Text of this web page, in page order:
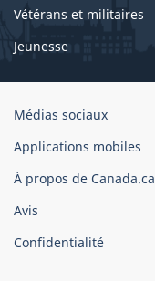
Vétérans et militaires
Jeunesse
Organisation
gouvernement
du
Canada
Médias sociaux
Applications mobiles
À propos de Canada.ca
Avis
Confidentialité